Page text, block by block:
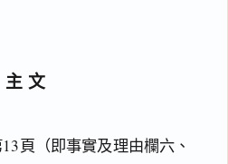
主文
頁（即事實及理由欄六、